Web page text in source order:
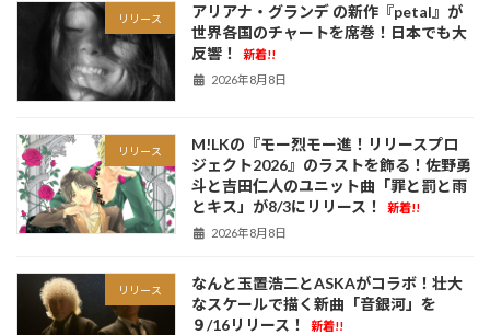
リリース
アリアナ・グランデ の新作『petal』が
世界各国のチャートを席巻！日本でも大
反響！
新着!!
2026年8月8日
リリース
M!LKの『モー烈モー進！リリースプロ
ジェクト2026』のラストを飾る！佐野勇
斗と吉田仁人のユニット曲「罪と罰と雨
とキス」が8/3にリリース！
新着!!
2026年8月8日
リリース
なんと玉置浩二とASKAがコラボ！壮大
なスケールで描く新曲「音銀河」を
９/16リリース！
新着!!